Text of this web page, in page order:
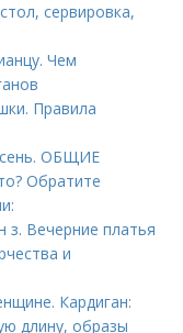
сервировка,
Чем
Правила
ОБЩИЕ
Обратите
Вечерние платья
и
Кардиган:
длину, образы